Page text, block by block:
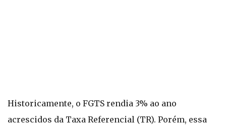
Historicamente, o FGTS rendia 3% ao ano
acrescidos da Taxa Referencial (TR). Porém, essa